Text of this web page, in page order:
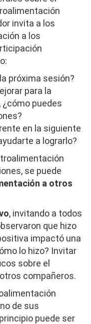
invita a los
a los
próxima sesión?
para la
¿cómo puedes
en la siguiente
a lograrlo?
se puede
a otros
, invitando a todos
que hizo
impactó una
lo hizo? Invitar
sobre el
compañeros.
de sus
puede ser